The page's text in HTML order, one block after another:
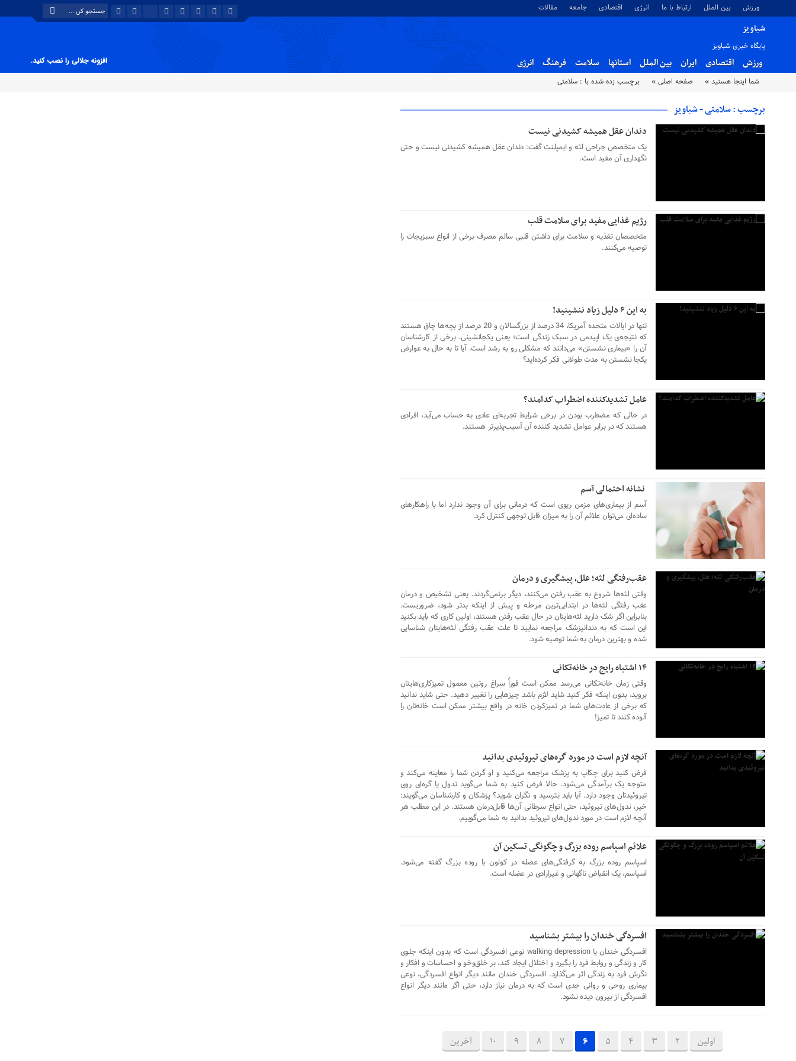
ورزش بین الملل ارتباط با ما انرژی اقتصادی جامعه مقالات
شباویز
پایگاه خبری شباویز
ورزش اقتصادی ایران بین الملل استانها سلامت فرهنگ انرژی افزونه جلالی را نصب کنید.
شما اینجا هستید » صفحه اصلی » برچسب زده شده با : سلامتی
برچسب : سلامتی - شباویز
۲۰ دی ۱۴۰۲
دندان عقل همیشه کشیدنی نیست
یک متخصص جراحی لثه و ایمپلنت گفت: دندان عقل همیشه کشیدنی نیست و حتی
نگهداری آن مفید است.
رژیم غذایی مفید برای سلامت قلب
متخصصان تغذیه و سلامت برای داشتن قلبی سالم مصرف برخی از انواع سبزیجات را
توصیه می‌کنند.
به این ۶ دلیل زیاد ننشینید!
تنها در ایالات متحده آمریکا، 34 درصد از بزرگسالان و 20 درصد از بچه‌ها چاق هستند
که نتیجه‌ی یک اپیدمی در سبک زندگی است؛ یعنی یکجانشینی. برخی از کارشناسان
آن را «بیماری نشستن» می‌دانند که مشکلی رو به رشد است. آیا تا به حال به عوارض
یکجا نشستن به مدت طولانی فکر کرده‌اید؟
عامل تشدیدکننده اضطراب کدامند؟
در حالی که مضطرب بودن در برخی شرایط تجربه‌ای عادی به حساب می‌آید، افرادی
هستند که در برابر عوامل تشدید کننده آن آسیب‌پذیرتر هستند.
۲۰ دی ۱۴۰۲ نشانه احتمالی آسم
آسم از بیماری‌های مزمن ریوی است که درمانی برای آن وجود ندارد اما با راهکارهای
ساده‌ای می‌توان علائم آن را به میزان قابل توجهی کنترل کرد.
عقب‌رفتگی لثه؛ علل، پیشگیری و درمان
وقتی لثه‌ها شروع به عقب رفتن می‌کنند، دیگر برنمی‌گردند. یعنی تشخیص و درمان
عقب رفتگی لثه‌ها در ابتدایی‌ترین مرحله و پیش از اینکه بدتر شود، ضروریست.
بنابراین اگر شک دارید لثه‌هایتان در حال عقب رفتن هستند، اولین کاری که باید بکنید
این است که به دندانپزشک مراجعه نمایید تا علت عقب رفتگی لثه‌هایتان شناسایی
شده و بهترین درمان به شما توصیه شود.
۱۴ اشتباه رایج در خانه‌تکانی
وقتی زمان خانه‌تکانی می‌رسد ممکن است فوراً سراغ روتین معمول تمیزکاری‌هایتان
بروید، بدون اینکه فکر کنید شاید لازم باشد چیزهایی را تغییر دهید. حتی شاید ندانید
که برخی از عادت‌های شما در تمیزکردن خانه در واقع بیشتر ممکن است خانه‌تان را
آلوده کنند تا تمیز!
آنچه لازم است در مورد گره‌های تیروئیدی بدانید
فرض کنید برای چکاپ به پزشک مراجعه می‌کنید و او گردن شما را معاینه می‌کند و
متوجه یک برآمدگی می‌شود. حالا فرض کنید به شما می‌گوید ندول یا گره‌ای روی
تیروئیدتان وجود دارد. آیا باید بترسید و نگران شوید؟ پزشکان و کارشناسان می‌گویند:
خیر، ندول‌های تیروئید، حتی انواع سرطانی آن‌ها قابل‌درمان هستند. در این مطلب هر
آنچه لازم است در مورد ندول‌های تیروئید بدانید به شما می‌گوییم.
علائم اسپاسم روده بزرگ و چگونگی تسکین آن
اسپاسم روده بزرگ به گرفتگی‌های عضله در کولون یا روده بزرگ گفته می‌شود.
اسپاسم، یک انقباض ناگهانی و غیرارادی در عضله است.
افسردگی خندان را بیشتر بشناسید
افسردگی خندان یا walking depression نوعی افسردگی است که بدون اینکه جلوی
کار و زندگی و روابط فرد را بگیرد و اختلال ایجاد کند، بر خلق‌وخو و احساسات و افکار و
نگرش فرد به زندگی اثر می‌گذارد. افسردگی خندان مانند دیگر انواع افسردگی، نوعی
بیماری روحی و روانی جدی است که به درمان نیاز دارد، حتی اگر مانند دیگر انواع
افسردگی از بیرون دیده نشود.
اولین 2
3
4
5
6
7
8
9
10 آخرین